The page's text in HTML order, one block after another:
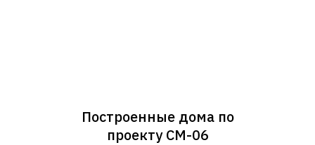
Построенные дома по
проекту СМ-06